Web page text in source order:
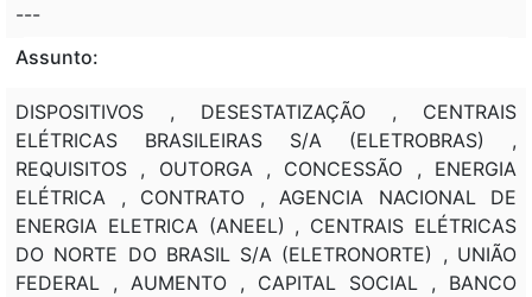
---
Assunto:
DISPOSITIVOS , DESESTATIZAÇÃO , CENTRAIS
ELÉTRICAS BRASILEIRAS S/A (ELETROBRAS) ,
REQUISITOS , OUTORGA , CONCESSÃO , ENERGIA
ELÉTRICA , CONTRATO , AGENCIA NACIONAL DE
ENERGIA ELETRICA (ANEEL) , CENTRAIS ELÉTRICAS
DO NORTE DO BRASIL S/A (ELETRONORTE) , UNIÃO
FEDERAL , AUMENTO , CAPITAL SOCIAL , BANCO